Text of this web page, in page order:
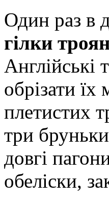
Один раз в
гілки
Англійські
обрізати
плетистих
три
довгі
обеліски,